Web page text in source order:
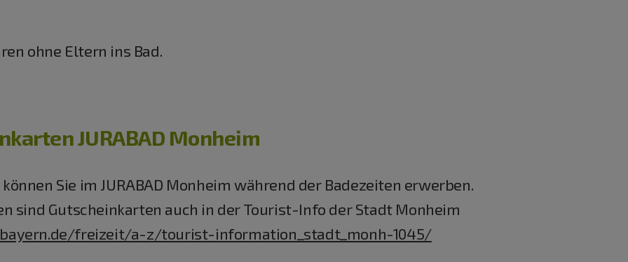
ohne Eltern ins Bad.
JURABAD Monheim
Sie im JURABAD Monheim während der Badezeiten erwerben.
sind Gutscheinkarten auch in der Tourist-Info der Stadt Monheim
freizeit/a-z/tourist-information_stadt_monh-1045/